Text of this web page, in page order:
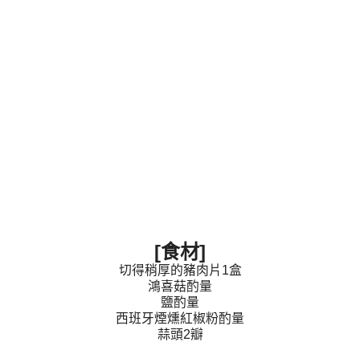
[食材]
切得稍厚的豬肉片1盒
鴻喜菇酌量
鹽酌量
西班牙煙燻紅椒粉酌量
蒜頭2瓣